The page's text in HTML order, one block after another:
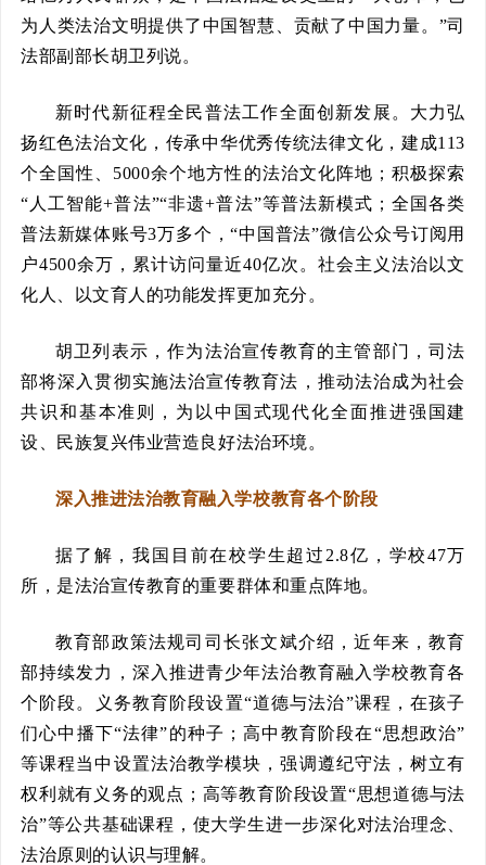
为人类法治文明提供了中国智慧、贡献了中国力量。”司
法部副部长胡卫列说。
新时代新征程全民普法工作全面创新发展。大力弘
扬红色法治文化，传承中华优秀传统法律文化，建成113
个全国性、5000余个地方性的法治文化阵地；积极探索
“人工智能+普法”“非遗+普法”等普法新模式；全国各类
普法新媒体账号3万多个，“中国普法”微信公众号订阅用
户4500余万，累计访问量近40亿次。社会主义法治以文
化人、以文育人的功能发挥更加充分。
胡卫列表示，作为法治宣传教育的主管部门，司法
部将深入贯彻实施法治宣传教育法，推动法治成为社会
共识和基本准则，为以中国式现代化全面推进强国建
设、民族复兴伟业营造良好法治环境。
深入推进法治教育融入学校教育各个阶段
据了解，我国目前在校学生超过2.8亿，学校47万
所，是法治宣传教育的重要群体和重点阵地。
教育部政策法规司司长张文斌介绍，近年来，教育
部持续发力，深入推进青少年法治教育融入学校教育各
个阶段。义务教育阶段设置“道德与法治”课程，在孩子
们心中播下“法律”的种子；高中教育阶段在“思想政治”
等课程当中设置法治教学模块，强调遵纪守法，树立有
权利就有义务的观点；高等教育阶段设置“思想道德与法
治”等公共基础课程，使大学生进一步深化对法治理念、
法治原则的认识与理解。